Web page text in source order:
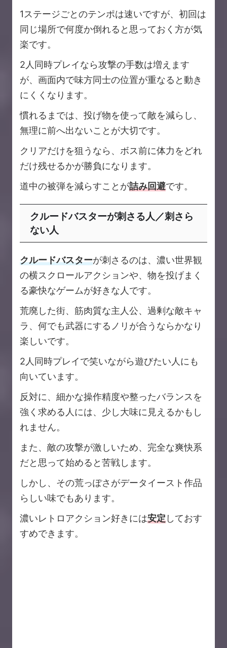
1ステージごとのテンポは速いですが、初回は
同じ場所で何度か倒れると思っておく方が気
楽です。
2人同時プレイなら攻撃の手数は増えます
が、画面内で味方同士の位置が重なると動き
にくくなります。
慣れるまでは、投げ物を使って敵を減らし、
無理に前へ出ないことが大切です。
クリアだけを狙うなら、ボス前に体力をどれ
だけ残せるかが勝負になります。
道中の被弾を減らすことが詰み回避です。
クルードバスターが刺さる人／刺さら
ない人
クルードバスターが刺さるのは、濃い世界観
の横スクロールアクションや、物を投げまく
る豪快なゲームが好きな人です。
荒廃した街、筋肉質な主人公、過剰な敵キャ
ラ、何でも武器にするノリが合うならかなり
楽しいです。
2人同時プレイで笑いながら遊びたい人にも
向いています。
反対に、細かな操作精度や整ったバランスを
強く求める人には、少し大味に見えるかもし
れません。
また、敵の攻撃が激しいため、完全な爽快系
だと思って始めると苦戦します。
しかし、その荒っぽさがデータイースト作品
らしい味でもあります。
濃いレトロアクション好きには安定しておす
すめできます。